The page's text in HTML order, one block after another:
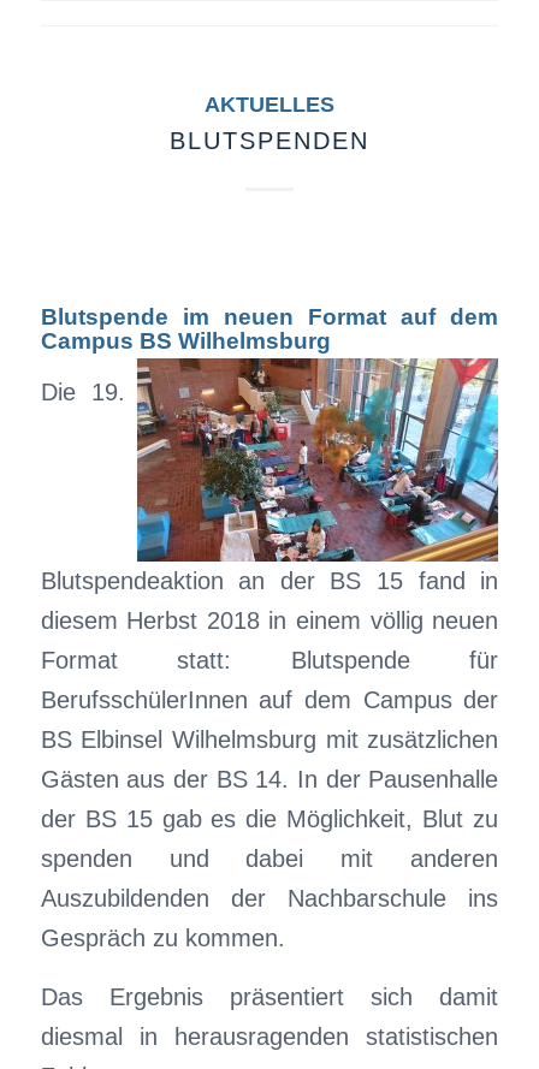
AKTUELLES
BLUTSPENDEN
Blutspende im neuen Format auf dem
Campus BS Wilhelmsburg
Die 19.
Blutspendeaktion an der BS 15 fand in
diesem Herbst 2018 in einem völlig neuen
Format statt: Blutspende für
BerufsschülerInnen auf dem Campus der
BS Elbinsel Wilhelmsburg mit zusätzlichen
Gästen aus der BS 14. In der Pausenhalle
der BS 15 gab es die Möglichkeit, Blut zu
spenden und dabei mit anderen
Auszubildenden der Nachbarschule ins
Gespräch zu kommen.
Das Ergebnis präsentiert sich damit
diesmal in herausragenden statistischen